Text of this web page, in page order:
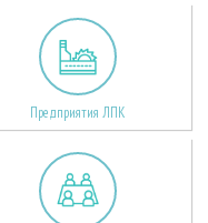
Предприятия ЛПК